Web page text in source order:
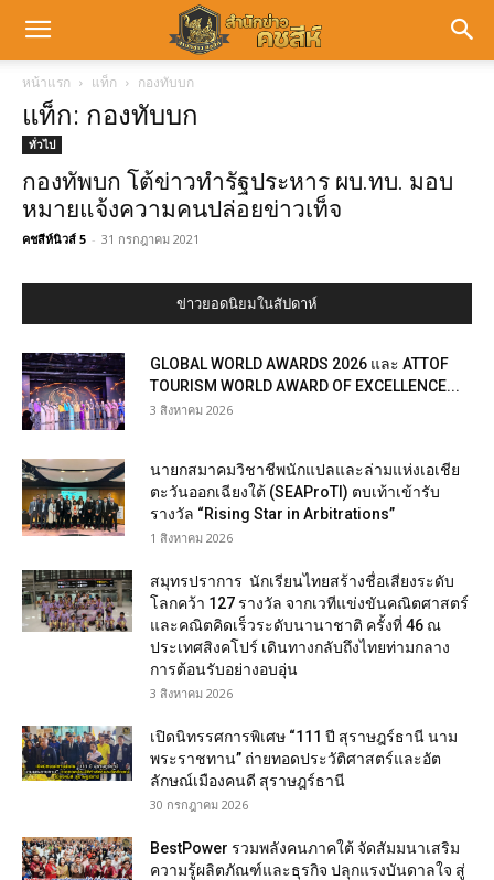
หน้าแรก แท็ก กองทับบก
แท็ก: กองทับบก
ทั่วไป
กองทัพบก โต้ข่าวทำรัฐประหาร ผบ.ทบ. มอบ
หมายแจ้งความคนปล่อยข่าวเท็จ
คชสีห์นิวส์ 5 - 31 กรกฎาคม 2021
ข่าวยอดนิยมในสัปดาห์
GLOBAL WORLD AWARDS 2026 และ ATTOF
TOURISM WORLD AWARD OF EXCELLENCE...
3 สิงหาคม 2026
นายกสมาคมวิชาชีพนักแปลและล่ามแห่งเอเชีย
ตะวันออกเฉียงใต้ (SEAProTI) ตบเท้าเข้ารับ
รางวัล “Rising Star in Arbitrations”
1 สิงหาคม 2026
สมุทรปราการ นักเรียนไทยสร้างชื่อเสียงระดับ
โลกคว้า 127 รางวัล จากเวทีแข่งขันคณิตศาสตร์
และคณิตคิดเร็วระดับนานาชาติ ครั้งที่ 46 ณ
ประเทศสิงคโปร์ เดินทางกลับถึงไทยท่ามกลาง
การต้อนรับอย่างอบอุ่น
3 สิงหาคม 2026
เปิดนิทรรศการพิเศษ “111 ปี สุราษฎร์ธานี นาม
พระราชทาน” ถ่ายทอดประวัติศาสตร์และอัต
ลักษณ์เมืองคนดี สุราษฎร์ธานี
30 กรกฎาคม 2026
BestPower รวมพลังคนภาคใต้ จัดสัมมนาเสริม
ความรู้ผลิตภัณฑ์และธุรกิจ ปลุกแรงบันดาลใจ สู่